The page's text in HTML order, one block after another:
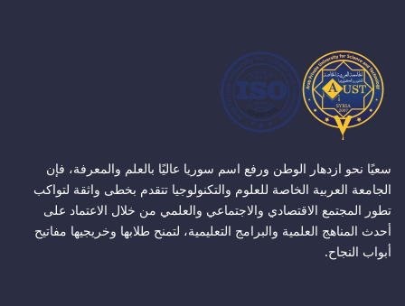
سعيًا نحو ازدهار الوطن ورفع اسم سوريا عاليًا بالعلم والمعرفة، فإن
الجامعة العربية الخاصة للعلوم والتكنولوجيا تتقدم بخطى واثقة لتواكب
تطور المجتمع الاقتصادي والاجتماعي والعلمي من خلال الاعتماد على
أحدث المناهج العلمية والبرامج التعليمية، لتمنح طلابها وخريجيها مفاتيح
أبواب النجاح.